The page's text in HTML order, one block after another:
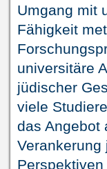
Umgang mit
Fähigkeit
universitäre
jüdischer
viele
das Angebot